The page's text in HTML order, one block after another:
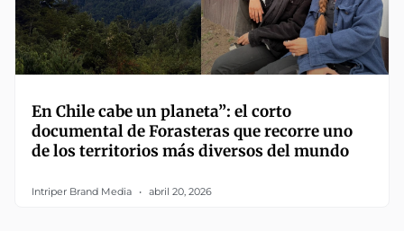
En Chile cabe un planeta”: el corto
documental de Forasteras que recorre uno
de los territorios más diversos del mundo
Intriper Brand Media abril 20, 2026